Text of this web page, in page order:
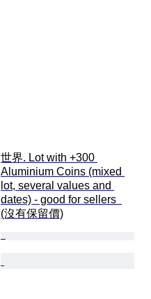
世界. Lot with +300
Aluminium Coins (mixed
lot, several values and
dates) - good for sellers
(沒有保留價)